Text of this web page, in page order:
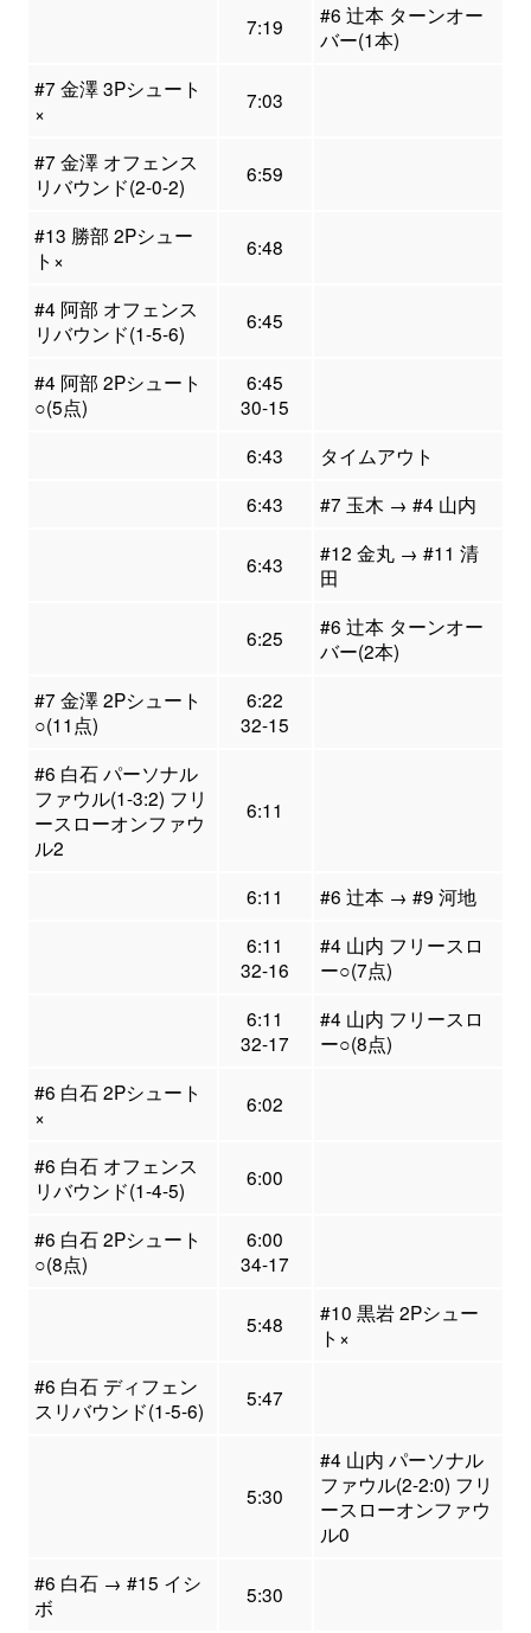
7:19
#6 辻本 ターンオー
バー(1本)
#7 金澤 3Pシュート
×
7:03
#7 金澤 オフェンス
リバウンド(2-0-2)
6:59
#13 勝部 2Pシュー
ト×
6:48
#4 阿部 オフェンス
リバウンド(1-5-6)
6:45
#4 阿部 2Pシュート
○(5点)
6:45
30-15
6:43
タイムアウト
6:43
#7 玉木 → #4 山内
6:43
#12 金丸 → #11 清
田
6:25
#6 辻本 ターンオー
バー(2本)
#7 金澤 2Pシュート
○(11点)
6:22
32-15
#6 白石 パーソナル
ファウル(1-3:2) フリ
ースローオンファウ
ル2
6:11
6:11
#6 辻本 → #9 河地
6:11
32-16
#4 山内 フリースロ
ー○(7点)
6:11
32-17
#4 山内 フリースロ
ー○(8点)
#6 白石 2Pシュート
×
6:02
#6 白石 オフェンス
リバウンド(1-4-5)
6:00
#6 白石 2Pシュート
○(8点)
6:00
34-17
5:48
#10 黒岩 2Pシュー
ト×
#6 白石 ディフェン
スリバウンド(1-5-6)
5:47
5:30
#4 山内 パーソナル
ファウル(2-2:0) フリ
ースローオンファウ
ル0
#6 白石 → #15 イシ
ボ
5:30